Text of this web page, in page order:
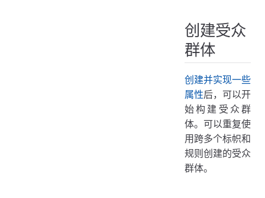
创建受众
群体
创建并实现一些
属性后，可以开
始构建受众群
体。可以重复使
用跨多个标帜和
规则创建的受众
群体。